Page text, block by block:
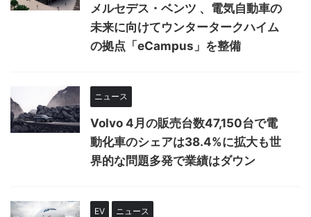
メルセデス・ベンツ 、電気自動車の
未来に向けてウンタータークハイム
の拠点「eCampus」を整備
ニュース
Volvo 4月の販売台数47,150台で電
動化車のシェアは38.4%に拡大も世
界的な問題多発で業績はダウン
EV ニュース